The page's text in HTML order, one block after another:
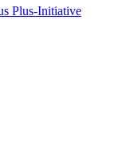
Plus-Initiative